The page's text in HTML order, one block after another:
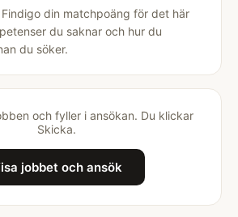
din matchpoäng för det här
du saknar och hur du
du söker.
och fyller i ansökan. Du klickar
Skicka.
jobbet och ansök